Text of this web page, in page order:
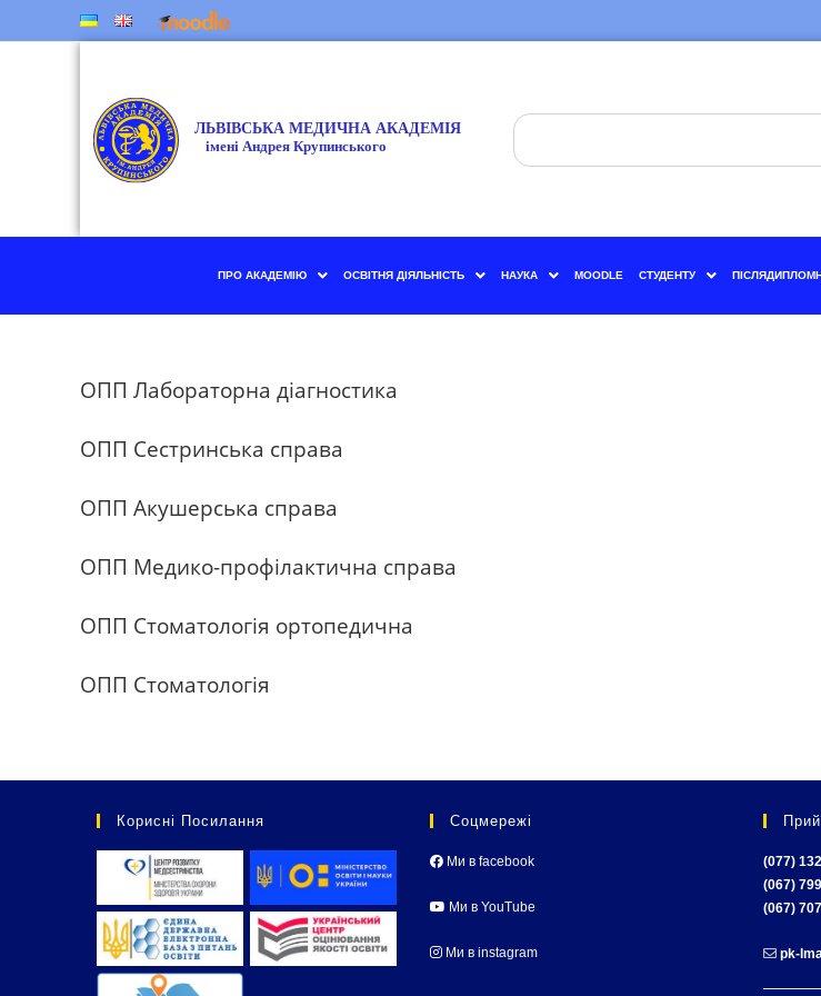
ПРО АКАДЕМІЮ ОСВІТНЯ ДІЯЛЬНІСТЬ НАУКА MOODLE СТУДЕНТУ
ОПП Лабораторна діагностика
ОПП Сестринська справа
ОПП Акушерська справа
ОПП Медико-профілактична справа
ОПП Стоматологія ортопедична
ОПП Стоматологія
Корисні Посилання Соцмережі
Ми в facebook
Ми в YouTube
Ми в instagram
(077)
(067)
(067)
pk-